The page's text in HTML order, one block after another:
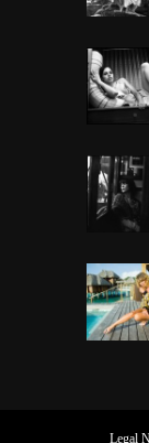
Legal